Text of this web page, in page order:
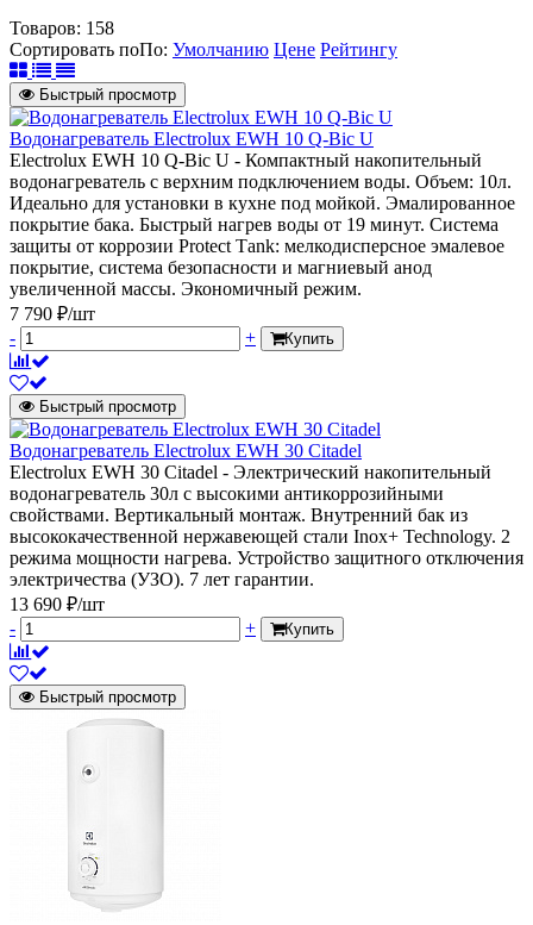
Товаров: 158
Сортировать поПо: Умолчанию Цене Рейтингу
Быстрый просмотр
Водонагреватель Electrolux EWH 10 Q-Bic U
Electrolux EWH 10 Q-Bic U - Компактный накопительный
водонагреватель с верхним подключением воды. Объем: 10л.
Идеально для установки в кухне под мойкой. Эмалированное
покрытие бака. Быстрый нагрев воды от 19 минут. Система
защиты от коррозии Protect Тank: мелкодисперсное эмалевое
покрытие, система безопасности и магниевый анод
увеличенной массы. Экономичный режим.
7 790 ₽/шт
-
+ Купить
Быстрый просмотр
Водонагреватель Electrolux EWH 30 Citadel
Electrolux EWH 30 Citadel - Электрический накопительный
водонагреватель 30л с высокими антикоррозийными
свойствами. Вертикальный монтаж. Внутренний бак из
высококачественной нержавеющей стали Inox+ Technology. 2
режима мощности нагрева. Устройство защитного отключения
электричества (УЗО). 7 лет гарантии.
13 690 ₽/шт
-
+ Купить
Быстрый просмотр